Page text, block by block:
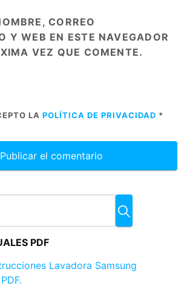
CORREO
Y WEB EN ESTE NAVEGADOR
VEZ QUE COMENTE.
LA POLÍTICA DE PRIVACIDAD *
PDF